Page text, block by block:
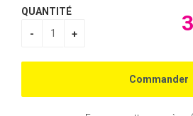
QUANTITÉ